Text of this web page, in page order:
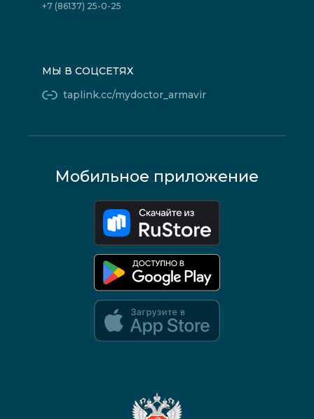
+7 (86137) 25-0-25
МЫ В СОЦСЕТЯХ
taplink.cc/mydoctor_armavir
Мобильное приложение